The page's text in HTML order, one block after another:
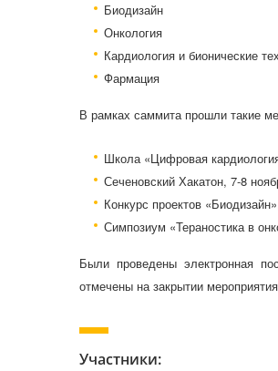
Биодизайн
Онкология
Кардиология и бионические
Фармация
В рамках саммита прошли такие
Школа «Цифровая
Сеченовский Хакатон, 7-8
Конкурс проектов
Симпозиум «Тераностика в
Были проведены электронная
отмечены на закрытии мероприятия
Участники: